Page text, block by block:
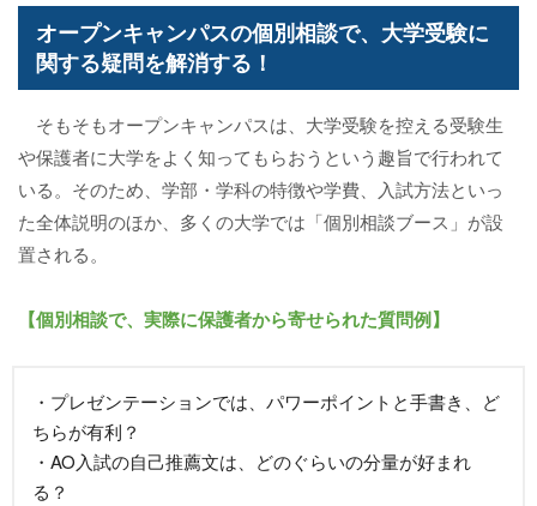
オープンキャンパスの個別相談で、大学受験に
関する疑問を解消する！
そもそもオープンキャンパスは、大学受験を控える受験生
や保護者に大学をよく知ってもらおうという趣旨で行われて
いる。そのため、学部・学科の特徴や学費、入試方法といっ
た全体説明のほか、多くの大学では「個別相談ブース」が設
置される。
【個別相談で、実際に保護者から寄せられた質問例】
・プレゼンテーションでは、パワーポイントと手書き、ど
ちらが有利？
・AO入試の自己推薦文は、どのぐらいの分量が好まれ
る？